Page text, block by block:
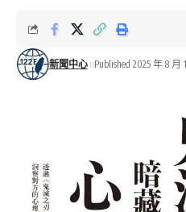
新聞中心 Published 2025 年 8 月